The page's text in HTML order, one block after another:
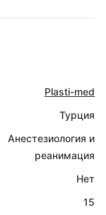
Plasti-med
Турция
Анестезиология и
реанимация
Нет
15